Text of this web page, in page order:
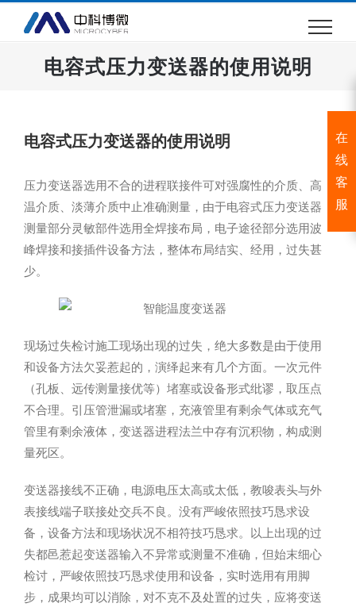
电容式压力变送器的使用说明
电容式压力变送器的使用说明
压力变送器选用不合的进程联接件可对强腐性的介质、高
温介质、淡薄介质中止准确测量，由于电容式压力变送器
测量部分灵敏部件选用全焊接布局，电子途径部分选用波
峰焊接和接插件设备方法，整体布局结实、经用，过失甚
少。
现场过失检讨施工现场出现的过失，绝大多数是由于使用
和设备方法欠妥惹起的，演绎起来有几个方面。一次元件
（孔板、远传测量接优等）堵塞或设备形式纰谬，取压点
不合理。引压管泄漏或堵塞，充液管里有剩余气体或充气
管里有剩余液体，变送器进程法兰中存有沉积物，构成测
量死区。
变送器接线不正确，电源电压太高或太低，教唆表头与外
表接线端子联接处交兵不良。没有严峻依照技巧恳求设
备，设备方法和现场状况不相符技巧恳求。以上出现的过
失都邑惹起变送器输入不异常或测量不准确，但始末细心
检讨，严峻依照技巧恳求使用和设备，实时选用有用脚
步，成果均可以消除，对不克不及处置的过失，应将变送
在
线
客
服